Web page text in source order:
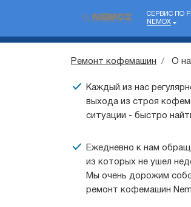
СЕРВИС ПО
NEMOX
Ремонт кофемашин О
Каждый из нас
выхода из строя
ситуации - быстро
Ежедневно к нам
из которых не ушел
Мы очень дорожим
ремонт кофемашин